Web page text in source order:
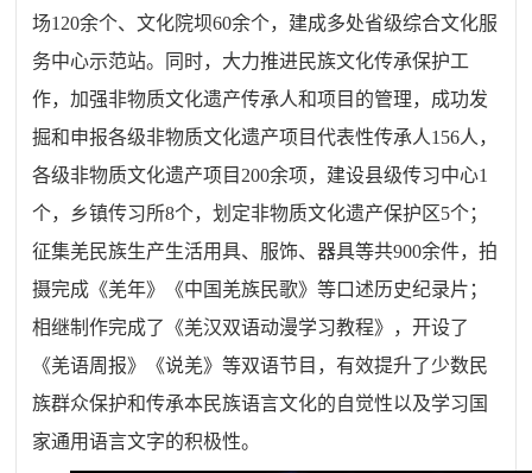
场120余个、文化院坝60余个，建成多处省级综合文化服
务中心示范站。同时，大力推进民族文化传承保护工
作，加强非物质文化遗产传承人和项目的管理，成功发
掘和申报各级非物质文化遗产项目代表性传承人156人，
各级非物质文化遗产项目200余项，建设县级传习中心1
个，乡镇传习所8个，划定非物质文化遗产保护区5个；
征集羌民族生产生活用具、服饰、器具等共900余件，拍
摄完成《羌年》《中国羌族民歌》等口述历史纪录片；
相继制作完成了《羌汉双语动漫学习教程》，开设了
《羌语周报》《说羌》等双语节目，有效提升了少数民
族群众保护和传承本民族语言文化的自觉性以及学习国
家通用语言文字的积极性。